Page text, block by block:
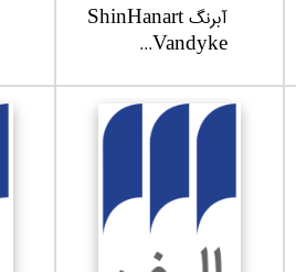
آبرنگ ShinHanart
Vandyke...